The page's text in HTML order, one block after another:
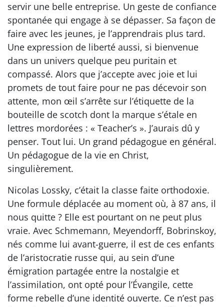
servir une belle entreprise. Un geste de confiance
spontanée qui engage à se dépasser. Sa façon de
faire avec les jeunes, je l’apprendrais plus tard.
Une expression de liberté aussi, si bienvenue
dans un univers quelque peu puritain et
compassé. Alors que j’accepte avec joie et lui
promets de tout faire pour ne pas décevoir son
attente, mon œil s’arrête sur l’étiquette de la
bouteille de scotch dont la marque s’étale en
lettres mordorées : « Teacher’s ». J’aurais dû y
penser. Tout lui. Un grand pédagogue en général.
Un pédagogue de la vie en Christ,
singulièrement.
Nicolas Lossky, c’était la classe faite orthodoxie.
Une formule déplacée au moment où, à 87 ans, il
nous quitte ? Elle est pourtant on ne peut plus
vraie. Avec Schmemann, Meyendorff, Bobrinskoy,
nés comme lui avant-guerre, il est de ces enfants
de l’aristocratie russe qui, au sein d’une
émigration partagée entre la nostalgie et
l’assimilation, ont opté pour l’Évangile, cette
forme rebelle d’une identité ouverte. Ce n’est pas